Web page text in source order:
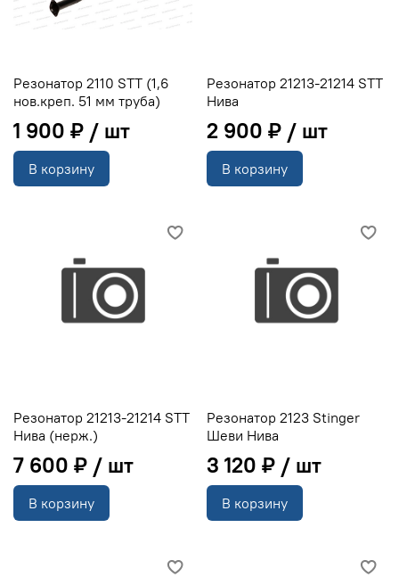
Резонатор 2110 STT (1,6
нов.креп. 51 мм труба)
1 900 ₽
В корзину
Резонатор 21213-21214 STT
Нива
2 900 ₽
В корзину
Резонатор 21213-21214 STT
Нива (нерж.)
7 600 ₽
В корзину
Резонатор 2123 Stinger
Шеви Нива
3 120 ₽
В корзину